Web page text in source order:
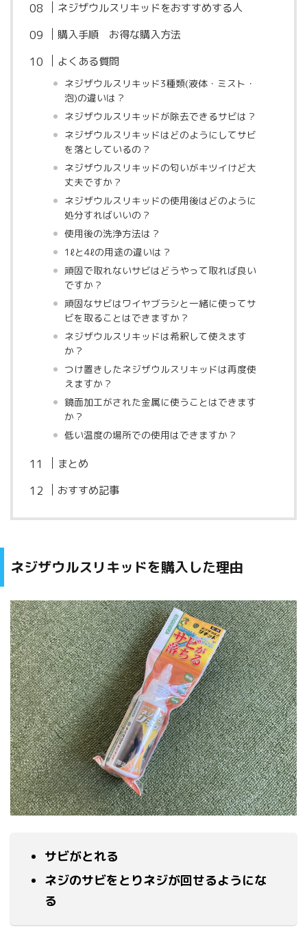
ネジザウルスリキッドをおすすめする人
購入手順 お得な購入方法
よくある質問
ネジザウルスリキッド3種類(液体・ミスト・
泡)の違いは？
ネジザウルスリキッドが除去できるサビは？
ネジザウルスリキッドはどのようにしてサビ
を落としているの？
ネジザウルスリキッドの匂いがキツイけど大
丈夫ですか？
ネジザウルスリキッドの使用後はどのように
処分すればいいの？
使用後の洗浄方法は？
1ℓと4ℓの用途の違いは？
頑固で取れないサビはどうやって取れば良い
ですか？
頑固なサビはワイヤブラシと一緒に使ってサ
ビを取ることはできますか？
ネジザウルスリキッドは希釈して使えます
か？
つけ置きしたネジザウルスリキッドは再度使
えますか？
鏡面加工がされた金属に使うことはできます
か？
低い温度の場所での使用はできますか？
まとめ
おすすめ記事
ネジザウルスリキッドを購入した理由
サビがとれる
ネジのサビをとりネジが回せるようにな
る